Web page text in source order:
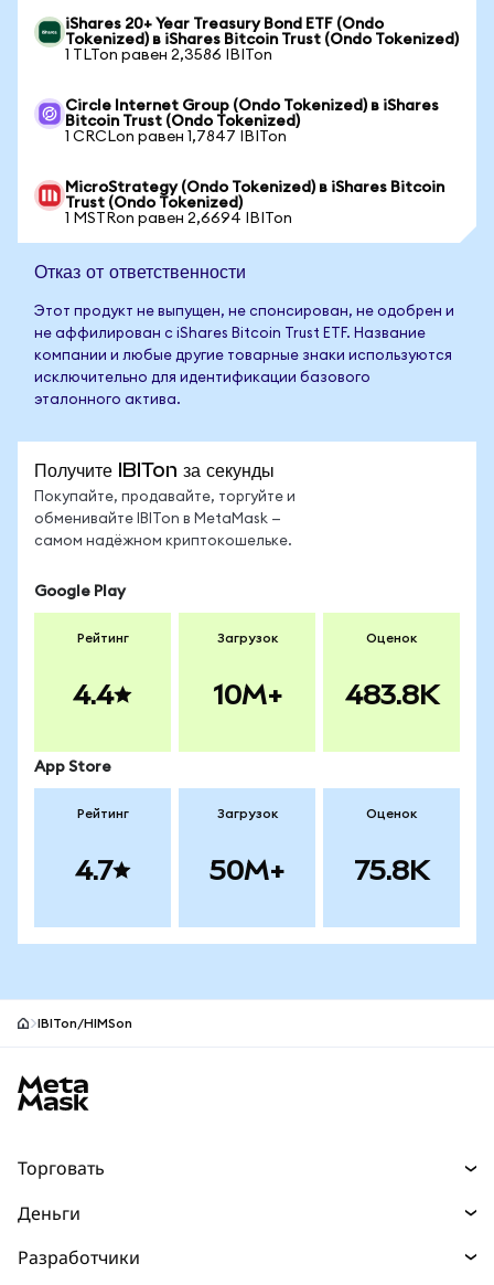
iShares 20+ Year Treasury Bond ETF (Ondo
Tokenized) в iShares Bitcoin Trust (Ondo Tokenized)
1 TLTon равен 2,3586 IBITon
Circle Internet Group (Ondo Tokenized) в iShares
Bitcoin Trust (Ondo Tokenized)
1 CRCLon равен 1,7847 IBITon
MicroStrategy (Ondo Tokenized) в iShares Bitcoin
Trust (Ondo Tokenized)
1 MSTRon равен 2,6694 IBITon
Отказ от ответственности
Этот продукт не выпущен, не спонсирован, не одобрен и
не аффилирован с iShares Bitcoin Trust ETF. Название
компании и любые другие товарные знаки используются
исключительно для идентификации базового
эталонного актива.
Получите IBITon за секунды
Покупайте, продавайте, торгуйте и
обменивайте IBITon в MetaMask —
самом надёжном криптокошельке.
Google Play
Рейтинг
4.4
Загрузок
10M+
Оценок
483.8K
App Store
Рейтинг
4.7
Загрузок
50M+
Оценок
75.8K
IBITon/HIMSon
Торговать
Прогнозы
Деньги
Разработчики